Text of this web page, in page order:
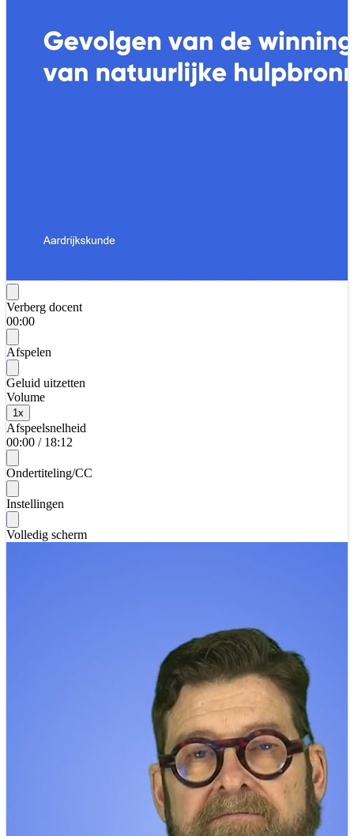
Verberg docent
00:00
Afspelen
Geluid uitzetten
Volume
1 x
Afspeelsnelheid
00:00 / 18:12
Ondertiteling/CC
Instellingen
Volledig scherm